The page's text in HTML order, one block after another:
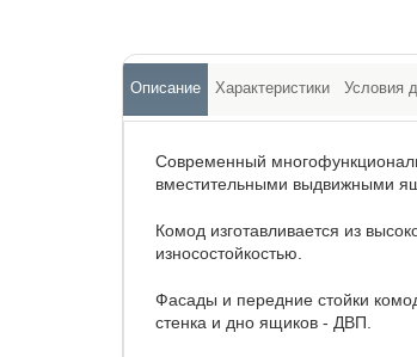
Описание Характеристики Условия
Современный
вместительными выдвижными
Комод изготавливается из
износостойкостью.
Фасады и передние стойки
стенка и дно ящиков - ДВП.